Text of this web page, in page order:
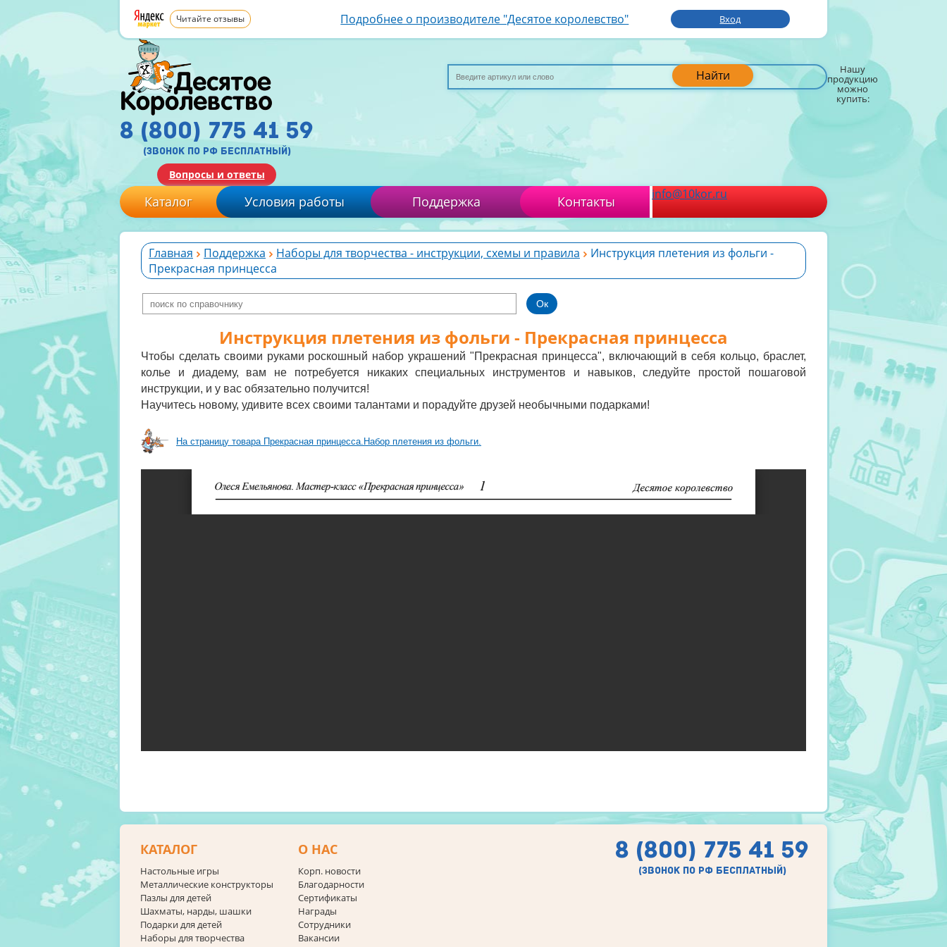
Читайте отзывы Подробнее о производителе "Десятое королевство" Вход
Найти Нашу
продукцию
можно
купить:
8 (800) 775 41 59
(звонок по рф бесплатный)
Вопросы и ответы
Каталог Условия работы Поддержка Контакты info@10kor.ru
Главная Поддержка Наборы для творчества - инструкции, схемы и правила
Инструкция плетения из фольги -
Прекрасная принцесса
Инструкция плетения из фольги - Прекрасная принцесса
Чтобы сделать своими руками роскошный набор украшений "Прекрасная принцесса", включающий в себя кольцо, браслет,
колье и диадему, вам не потребуется никаких специальных инструментов и навыков, следуйте простой пошаговой
инструкции, и у вас обязательно получится!
Научитесь новому, удивите всех своими талантами и порадуйте друзей необычными подарками!
На страницу товара Прекрасная принцесса.Набор плетения из фольги.
КАТАЛОГ
Настольные игры
Металлические конструкторы
Пазлы для детей
Шахматы, нарды, шашки
Подарки для детей
Наборы для творчества
О НАС
Корп. новости
Благодарности
Сертификаты
Награды
Сотрудники
Вакансии
8 (800) 775 41 59
(звонок по рф бесплатный)